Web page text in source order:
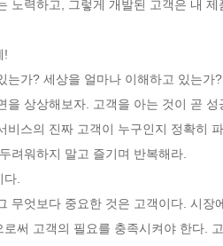
노력하고, 그렇게 개발된 고객은 내
!
는가? 세상을 얼마나 이해하고 있는
을 상상해보자. 고객을 아는 것이 곧
비스의 진짜 고객이 누구인지 정확히
려워하지 말고 즐기며 반복해라.
.
무엇보다 중요한 것은 고객이다. 시
로써 고객의 필요를 충족시켜야 한다.